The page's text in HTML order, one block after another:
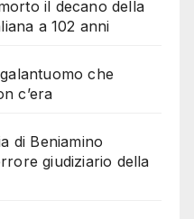
il decano della
a 102 anni
che
c’era
di Beniamino
giudiziario della